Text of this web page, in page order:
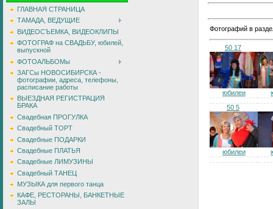
ГЛАВНАЯ СТРАНИЦА
ТАМАДА, ВЕДУЩИЕ
ВИДЕОСЪЕМКА, ВИДЕОКЛИПЫ
ФОТОГРАФ на СВАДЬБУ, юбилей,
выпускной
ФОТОАЛЬБОМы
ЗАГСы НОВОСИБИРСКА -
фотографии, адреса, телефоны,
расписание работы
ВЫЕЗДНАЯ РЕГИСТРАЦИЯ
БРАКА
Свадебная ПРОГУЛКА
Свадебный ТОРТ
Свадебные ПОДАРКИ
Свадебные ПЛАТЬЯ
Свадебные ЛИМУЗИНЫ
Свадебный ТАНЕЦ
МУЗЫКА для первого танца
КАФЕ, РЕСТОРАНЫ, БАНКЕТНЫЕ
ЗАЛЫ
Фотографий в
50 17
юбилеи
50 5
юбилеи